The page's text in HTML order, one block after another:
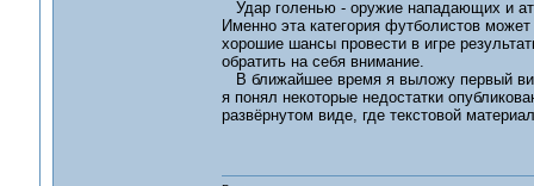
Удар голенью - оружие нападающих и
Именно эта категория футболистов
хорошие шансы провести в игре
обратить на себя внимание.
В ближайшее время я выложу первый
я понял некоторые недостатки
развёрнутом виде, где текстовой